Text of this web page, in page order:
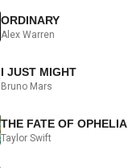
ORDINARY
Alex Warren
I JUST MIGHT
Bruno Mars
THE FATE OF OPHELIA
Taylor Swift